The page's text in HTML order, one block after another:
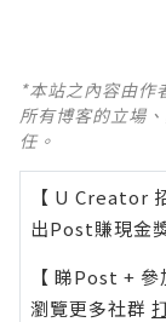
*本站之內容由作
所有博客的立場
任。
【 U Creator
出Post賺現金
【 睇Post + 參
瀏覽更多社群